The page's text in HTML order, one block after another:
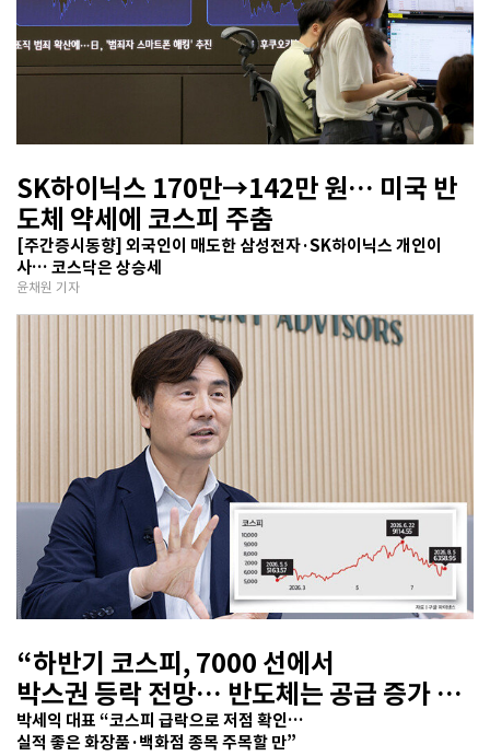
SK하이닉스 170만→142만 원… 미국 반
도체 약세에 코스피 주춤
[주간증시동향] 외국인이 매도한 삼성전자·SK하이닉스 개인이
사… 코스닥은 상승세
윤채원 기자
“하반기 코스피, 7000 선에서
박스권 등락 전망… 반도체는 공급 증가 선
반영 주시해야”
박세익 대표 “코스피 급락으로 저점 확인…
실적 좋은 화장품·백화점 종목 주목할 만”